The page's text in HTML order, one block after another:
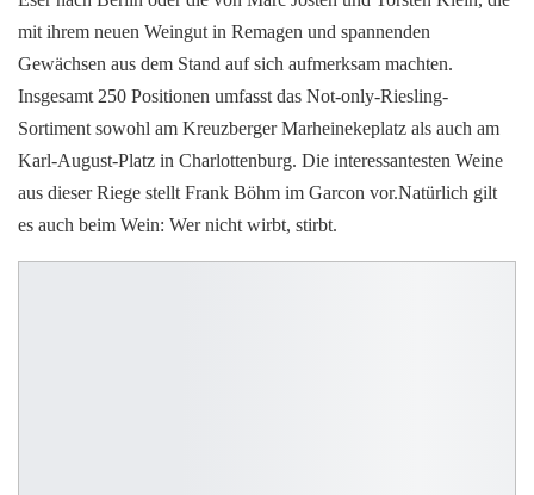
mit ihrem neuen Weingut in Remagen und spannenden
Gewächsen aus dem Stand auf sich aufmerksam machten.
Insgesamt 250 Positionen umfasst das Not-only-Riesling-
Sortiment sowohl am Kreuzberger Marheinekeplatz als auch am
Karl-August-Platz in Charlottenburg. Die interessantesten Weine
aus dieser Riege stellt Frank Böhm im Garcon vor.Natürlich gilt
es auch beim Wein: Wer nicht wirbt, stirbt.